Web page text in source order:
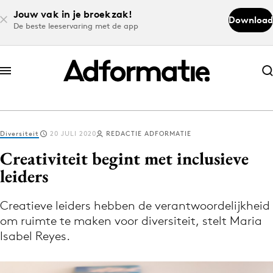
Jouw vak in je broekzak!
De beste leeservaring met de app
Download
Abonneer nu
Abonneer nu
Log in
Volg het laatste nieuws via de Adformatie
Nieuws app
Diversiteit 20 JULI 2020 REDACTIE ADFORMATIE
Creativiteit begint met inclusieve
leiders
Creatieve leiders hebben de verantwoordelijkheid
om ruimte te maken voor diversiteit, stelt Maria
Isabel Reyes.